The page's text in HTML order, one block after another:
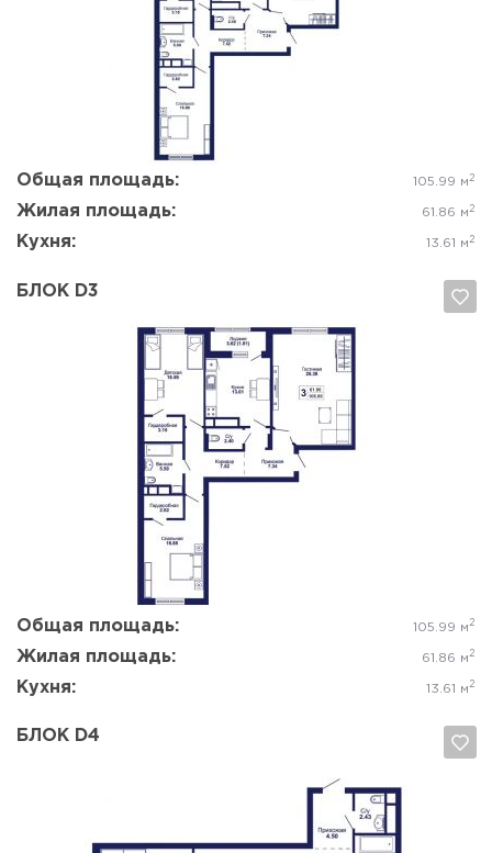
Общая площадь: 105.99 м 2
Жилая площадь: 61.86 м 2
Кухня: 13.61 м 2
Да, удалить Отмена
БЛОК D3
Общая площадь: 105.99 м 2
Жилая площадь: 61.86 м 2
Кухня: 13.61 м 2
БЛОК D4